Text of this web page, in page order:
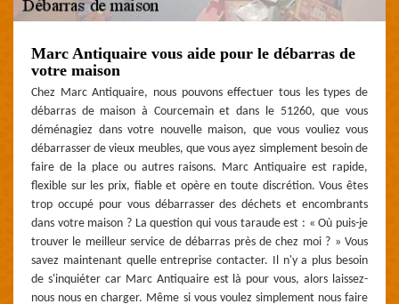
Marc Antiquaire vous aide pour le débarras de
votre maison
Chez Marc Antiquaire, nous pouvons effectuer tous les types de
débarras de maison à Courcemain et dans le 51260, que vous
déménagiez dans votre nouvelle maison, que vous vouliez vous
débarrasser de vieux meubles, que vous ayez simplement besoin de
faire de la place ou autres raisons. Marc Antiquaire est rapide,
flexible sur les prix, fiable et opère en toute discrétion. Vous êtes
trop occupé pour vous débarrasser des déchets et encombrants
dans votre maison ? La question qui vous taraude est : « Où puis-je
trouver le meilleur service de débarras près de chez moi ? » Vous
savez maintenant quelle entreprise contacter. Il n'y a plus besoin
de s'inquiéter car Marc Antiquaire est là pour vous, alors laissez-
nous nous en charger. Même si vous voulez simplement nous faire